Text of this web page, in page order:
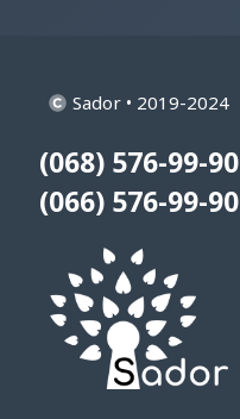
Sador • 2019-2024
(068) 576-99-90
(066) 576-99-90